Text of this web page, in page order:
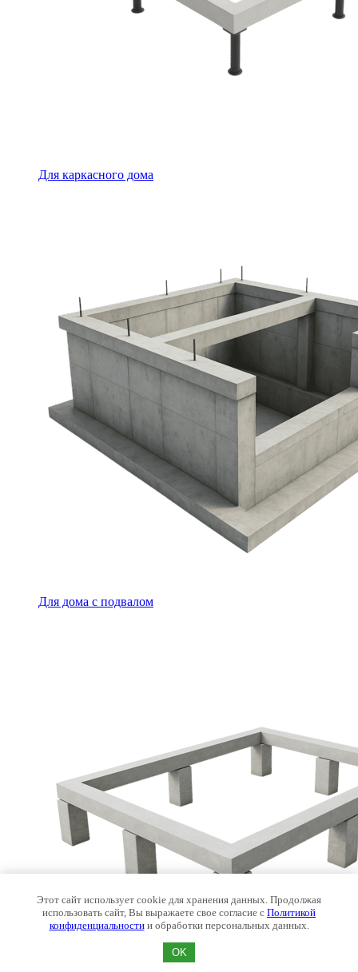
Для каркасного дома
Для дома с подвалом
Этот сайт использует cookie для хранения данных. Продолжая
использовать сайт, Вы выражаете свое согласие с Политикой
конфиденциальностии обработки персональных данных.
OK